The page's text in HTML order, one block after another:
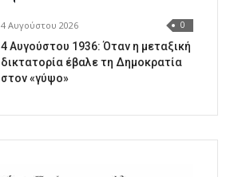
4 Αυγούστου 2026 0
4 Αυγούστου 1936: Όταν η μεταξική
δικτατορία έβαλε τη Δημοκρατία
στον «γύψο»